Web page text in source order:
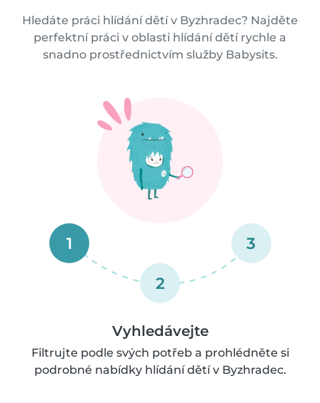
Hledáte práci hlídání dětí v Byzhradec? Najděte
perfektní práci v oblasti hlídání dětí rychle a
snadno prostřednictvím služby Babysits.
1
2
3
Vyhledávejte
Filtrujte podle svých potřeb a prohlédněte si
podrobné nabídky hlídání dětí v Byzhradec.